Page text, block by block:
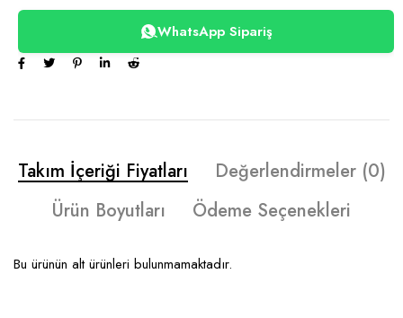
WhatsApp Sipariş
Takım İçeriği Fiyatları
Değerlendirmeler (0)
Ürün Boyutları
Ödeme Seçenekleri
Bu ürünün alt ürünleri bulunmamaktadır.